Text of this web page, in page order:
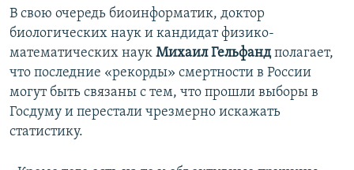
В свою очередь биоинформатик, доктор
биологических наук и кандидат физико-
математических наук Михаил Гельфандполагает,
что последние «рекорды» смертности в России
могут быть связаны с тем, что прошли выборы в
Госдуму и перестали чрезмерно искажать
статистику.